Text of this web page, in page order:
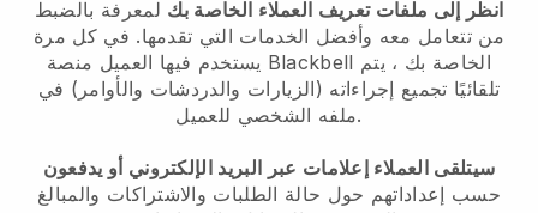
انظر إلى ملفات تعريف العملاء الخاصة بك لمعرفة بالضبط
من تتعامل معه وأفضل الخدمات التي تقدمها. في كل مرة
Blackbell
تلقائيًا تجميع إجراءاته (الزيارات والدردشات والأوامر) في
ملفه الشخصي للعميل.
سيتلقى العملاء إعلامات عبر البريد الإلكتروني أو يدفعون
حسب إعداداتهم حول حالة الطلبات والاشتراكات والمبالغ